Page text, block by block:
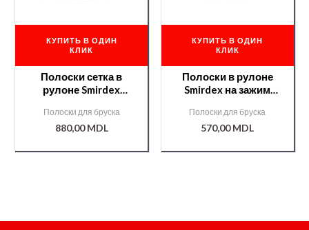
КУПИТЬ В ОДИН
КЛИК
Полоски сетка в
рулоне Smirdex
№120/000008015/
Полоски для бруска
880,00MDL
КУПИТЬ В ОДИН
КЛИК
Полоски в рулоне
Smirdex на зажим
CERAMIC(740)
/000008809/
Полоски для бруска
570,00MDL